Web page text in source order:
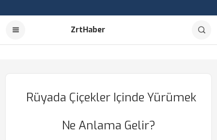
ZrtHaber
Rüyada Çiçekler Içinde Yürümek
Ne Anlama Gelir?